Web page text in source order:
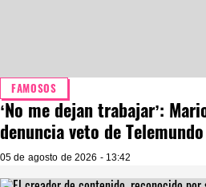
FAMOSOS
‘No me dejan trabajar’:
denuncia veto de Telemundo
05 de agosto de 2026 - 13:42